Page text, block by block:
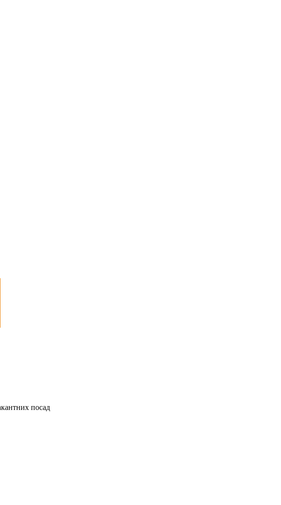
посад